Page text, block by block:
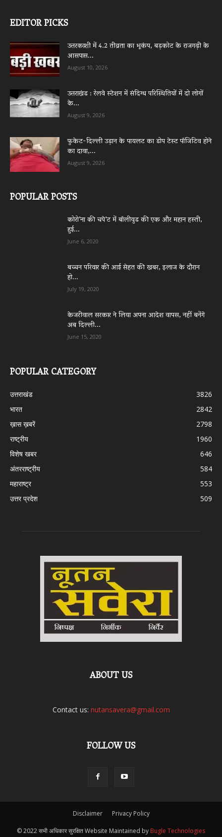
EDITOR PICKS
उत्तरकाशी में 4.2 तीव्रता का भूकंप, बड़कोट के राजगढ़ी के
आसपास...
August 10, 2026
उत्तराखंड : रेलवे स्टेशन में संदिग्ध परिस्थितियों में दो लोगों
के...
August 9, 2026
फुकेट-दिल्ली उड़ान के पायलट का डोप टेस्ट पॉजिटिव होने
का दावा,...
August 9, 2026
POPULAR POSTS
कोरो’ना की चपे’ट में बॉलीवुड की एक और महान हस्ती,
हुई...
June 6, 2020
बच्चन परिवार की आई सेहत की खबर, इलाज के दौरान
हो...
July 19, 2020
केजरीवाल सरकार ने लिया अपना आदेश वापस, नहीं बनेंगे
अब दिल्ली...
June 15, 2020
POPULAR CATEGORY
उत्तराखंड
3826
भारत
2842
ख़ास ख़बरें
2798
राष्ट्रीय
1960
विशेष खबर
646
अंतरराष्ट्रीय
584
महाराष्ट्र
553
उत्तर प्रदेश
509
ABOUT US
Contact us: nutansavera@gmail.com
FOLLOW US
Disclaimer Privacy Policy
© 2022 सभी अधिकार सुरक्षित Website Maintained by Bugle Technologies